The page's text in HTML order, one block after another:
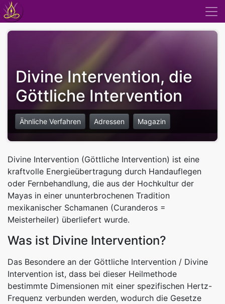
Divine Intervention, die
Göttliche Intervention
Ähnliche Verfahren Adressen Magazin
Divine Intervention (Göttliche Intervention) ist eine
kraftvolle Energieübertragung durch Handauflegen
oder Fernbehandlung, die aus der Hochkultur der
Mayas in einer ununterbrochenen Tradition
mexikanischer Schamanen (Curanderos =
Meisterheiler) überliefert wurde.
Was ist Divine Intervention?
Das Besondere an der Göttliche Intervention / Divine
Intervention ist, dass bei dieser Heilmethode
bestimmte Dimensionen mit einer spezifischen Hertz-
Frequenz verbunden werden, wodurch die Gesetze